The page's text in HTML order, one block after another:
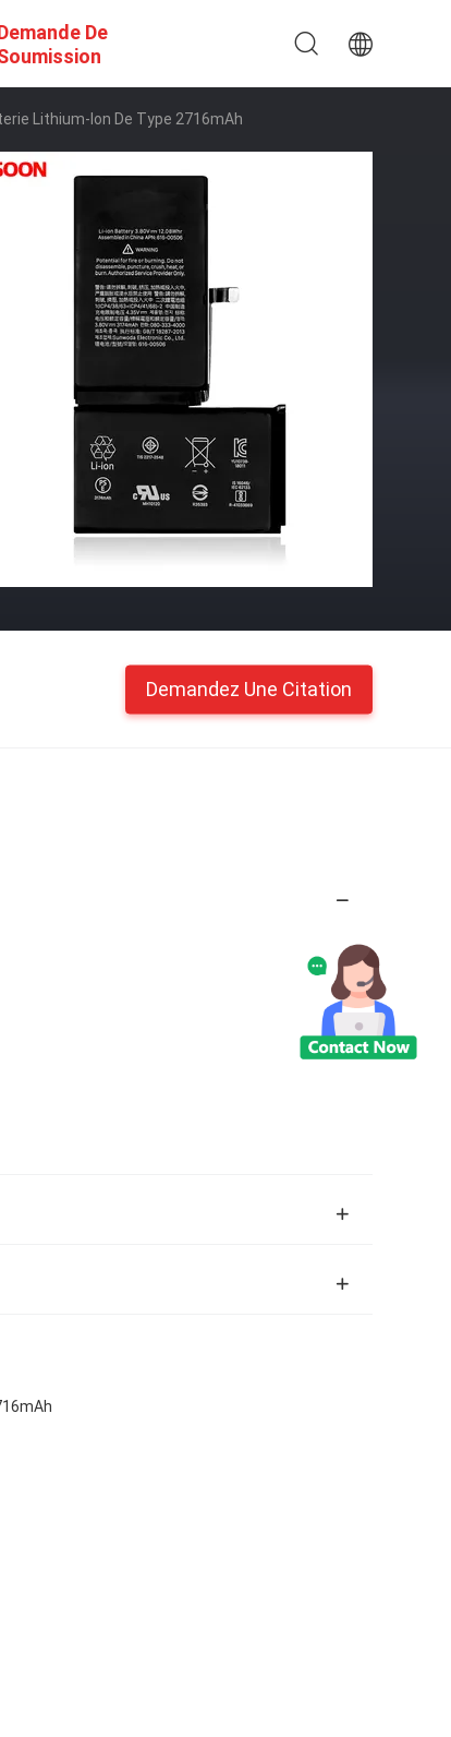
De
Lithium-Ion De Type 2716mAh
Demandez Une Citation